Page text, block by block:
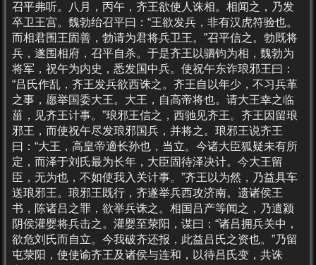
召平弗听。八月，丙午，齐王欲使人诛相。相闻之，乃发
卒卫王宫。魏勃绐召平曰：“王欲发兵，非有汉虎符验也。
而相君围王固善，勃请为君将兵卫王。”召平信之。勃既将
兵，遂围相府，召平自杀。于是齐王以驷钧为相，魏勃为
将军，祝午为内史，悉发国中兵。使祝午东诈琅邪王曰：
“吕氏作乱，齐王发兵欲西诛之。齐王自以年少，不习兵革
之事，愿举国委大王。大王，自高帝将也。请大王幸之临
菑，见齐王计事。”琅邪王信之，西驰见齐王。齐王因留琅
邪王，而使祝午尽发琅邪国兵，并将之。琅邪王说齐王
曰：“大王，高皇帝適长孙也，当立。今诸大臣狐疑未有所
定，而泽于刘氏最为长年，大臣固待泽决计。今大王留
臣，无为也，不如使我入关计事。”齐王以为然，乃益具车
送琅邪王。琅邪王既行，齐遂举兵西攻济南。遗诸侯王
书，陈诸吕之罪，欲举兵诛之。相国吕产等闻之，乃遣颍
阴侯灌婴将兵击之。灌婴至荥阳，谋曰：“诸吕拥兵关中，
欲危刘氏而自立。今我破齐还报，此益吕氏之资也。”乃留
屯荥阳，使使谕齐王及诸侯与连和，以待吕氏变，共诛